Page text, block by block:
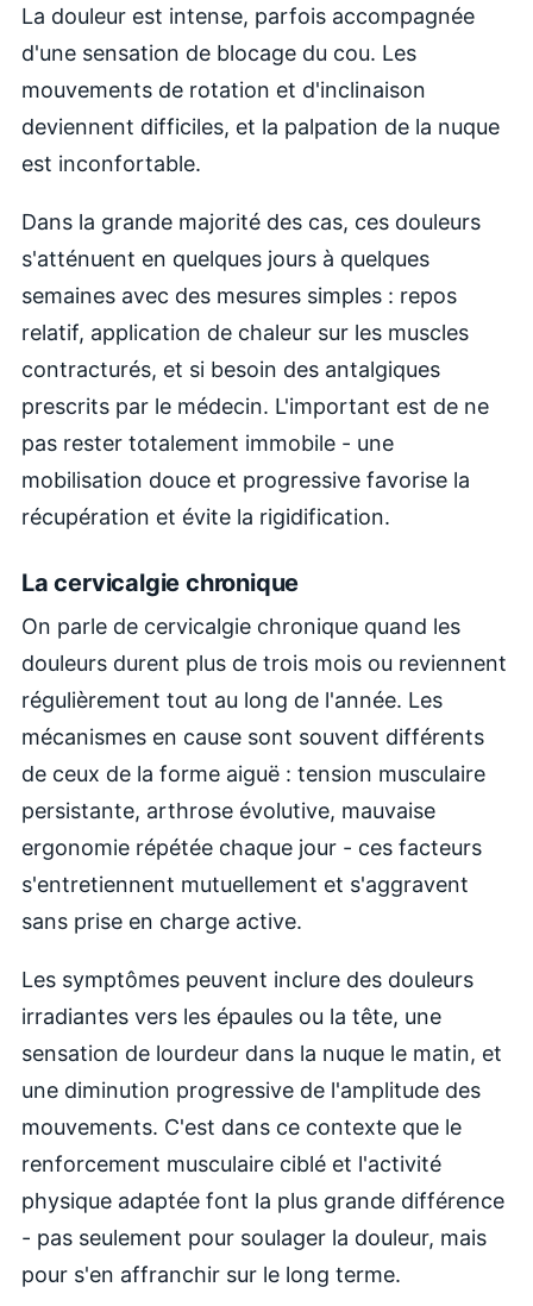
La douleur est intense, parfois accompagnée
d'une sensation de blocage du cou. Les
mouvements de rotation et d'inclinaison
deviennent difficiles, et la palpation de la nuque
est inconfortable.
Dans la grande majorité des cas, ces douleurs
s'atténuent en quelques jours à quelques
semaines avec des mesures simples : repos
relatif, application de chaleur sur les muscles
contracturés, et si besoin des antalgiques
prescrits par le médecin. L'important est de ne
pas rester totalement immobile - une
mobilisation douce et progressive favorise la
récupération et évite la rigidification.
La cervicalgie chronique
On parle de cervicalgie chronique quand les
douleurs durent plus de trois mois ou reviennent
régulièrement tout au long de l'année. Les
mécanismes en cause sont souvent différents
de ceux de la forme aiguë : tension musculaire
persistante, arthrose évolutive, mauvaise
ergonomie répétée chaque jour - ces facteurs
s'entretiennent mutuellement et s'aggravent
sans prise en charge active.
Les symptômes peuvent inclure des douleurs
irradiantes vers les épaules ou la tête, une
sensation de lourdeur dans la nuque le matin, et
une diminution progressive de l'amplitude des
mouvements. C'est dans ce contexte que le
renforcement musculaire ciblé et l'activité
physique adaptée font la plus grande différence
- pas seulement pour soulager la douleur, mais
pour s'en affranchir sur le long terme.